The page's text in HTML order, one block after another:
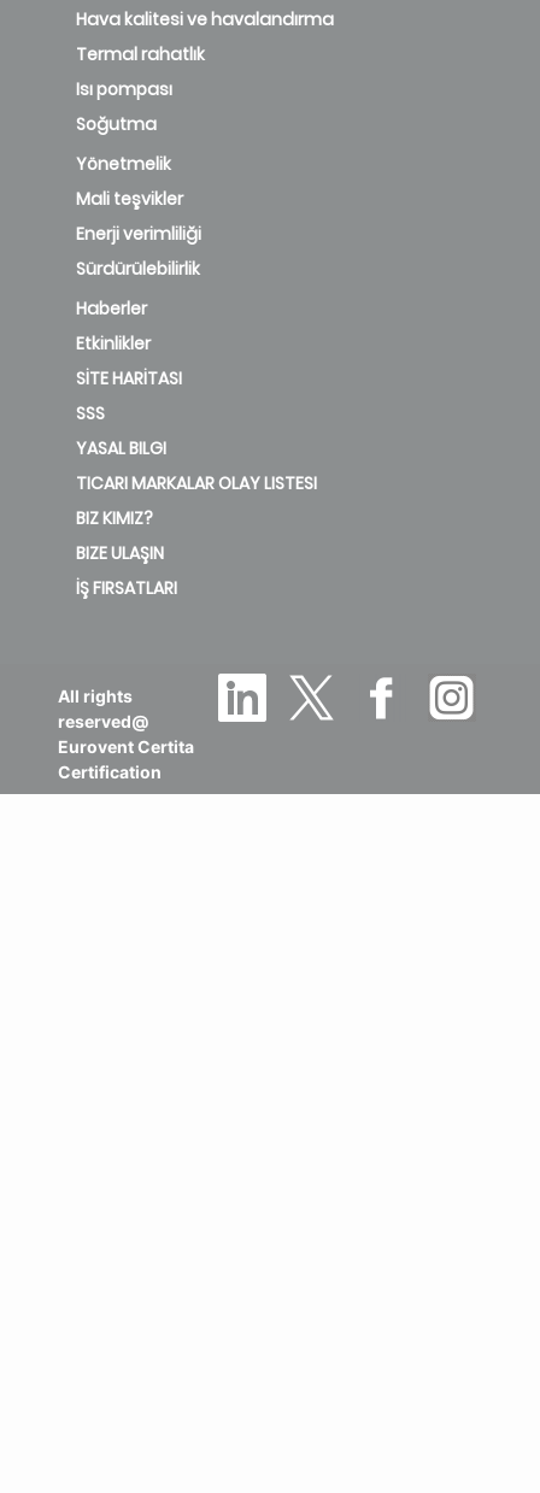
Hava kalitesi ve havalandırma
Termal rahatlık
Isı pompası
Soğutma
Yönetmelik
Mali teşvikler
Enerji verimliliği
Sürdürülebilirlik
Haberler
Etkinlikler
SİTE HARİTASI
SSS
YASAL BILGI
TICARI MARKALAR OLAY LISTESI
BIZ KIMIZ?
BIZE ULAŞIN
İŞ FIRSATLARI
All rights
reserved@
Eurovent Certita
Certification